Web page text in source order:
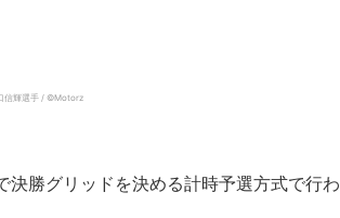
信輝選手 / ©️Motorz
勝グリッドを決める計時予選方式で行わ